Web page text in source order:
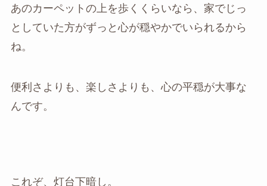
あのカーペットの上を歩くくらいなら、家でじっ
としていた方がずっと心が穏やかでいられるから
ね。
便利さよりも、楽しさよりも、心の平穏が大事な
んです。
これぞ、灯台下暗し。